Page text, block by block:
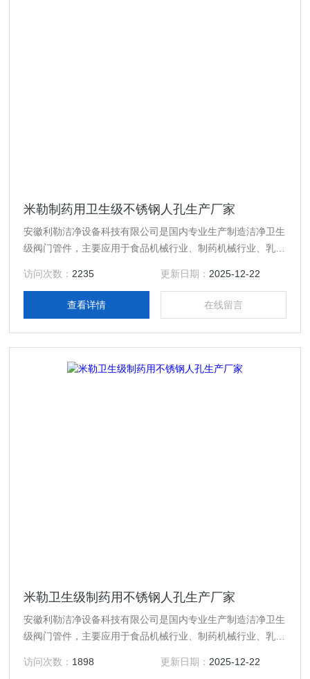
米勒制药用卫生级不锈钢人孔生产厂家
安徽利勒洁净设备科技有限公司是国内专业生产制造洁净卫生
级阀门管件，主要应用于食品机械行业、制药机械行业、乳制
设备的专业生产厂家，产品规格齐全；产品主要有：米勒制药
用卫生级不锈钢人孔生产厂家，真空接头，真空卡箍，真空法
兰，KF接头，真空软管，真空波纹管等。
访问次数： 2235 更新日期： 2025-12-22
查看详情 在线留言
米勒卫生级制药用不锈钢人孔生产厂家
安徽利勒洁净设备科技有限公司是国内专业生产制造洁净卫生
级阀门管件，主要应用于食品机械行业、制药机械行业、乳制
设备的专业生产厂家，产品规格齐全；产品主要有：米勒卫生
访问次数： 1898 更新日期： 2025-12-22